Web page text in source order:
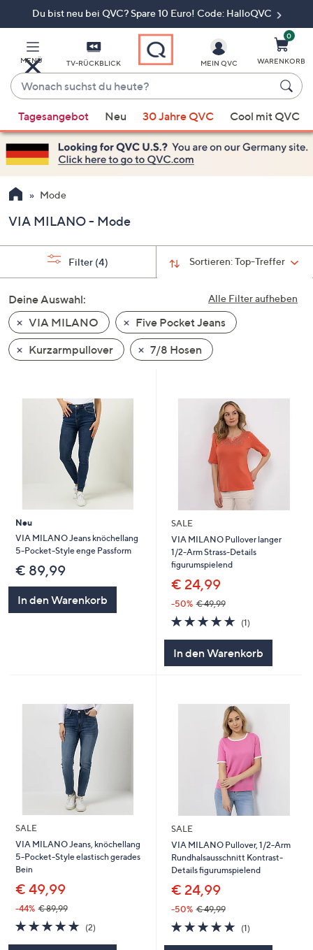
Du bist neu bei QVC? Spare 10 Euro! Code: HalloQVC
MENÜ TV-RÜCKBLICK
Wonach
suchst
du
heute?
Vorschläge
verfügbar
sind,
verwenden
Sie
Pfeiltasten
nach
und
nach
unten
oder
wischen
Sie
diese
anzuzeigen.
MEIN QVC
0
WARENKORB
Tagesangebot Neu 30 Jahre QVC Cool mit QVC
Mode
VIA MILANO - Mode
Sortieren:Top-Treffer
Filter (4)
Alle Filter aufheben
Deine Auswahl:
VIA MILANO
Five Pocket Jeans
Kurzarmpullover
7/8 Hosen
Neu
VIA MILANO Jeans knöchellang
5-Pocket-Style enge Passform
€ 89,99
In den Warenkorb
SALE
VIA MILANO Pullover langer
1/2-Arm Strass-Details
figurumspielend
€ 24,99
-50% € 49,99
5.0
von
(1)1
In den Warenkorb
SALE
VIA MILANO Jeans, knöchellang
5-Pocket-Style elastisch gerades
Bein
€ 49,99
-44% € 89,99
5.0
von
(2)2
SALE
VIA MILANO Pullover, 1/2-Arm
Rundhalsausschnitt Kontrast-
Details figurumspielend
€ 24,99
-50% € 49,99
5.0
von
(1)1